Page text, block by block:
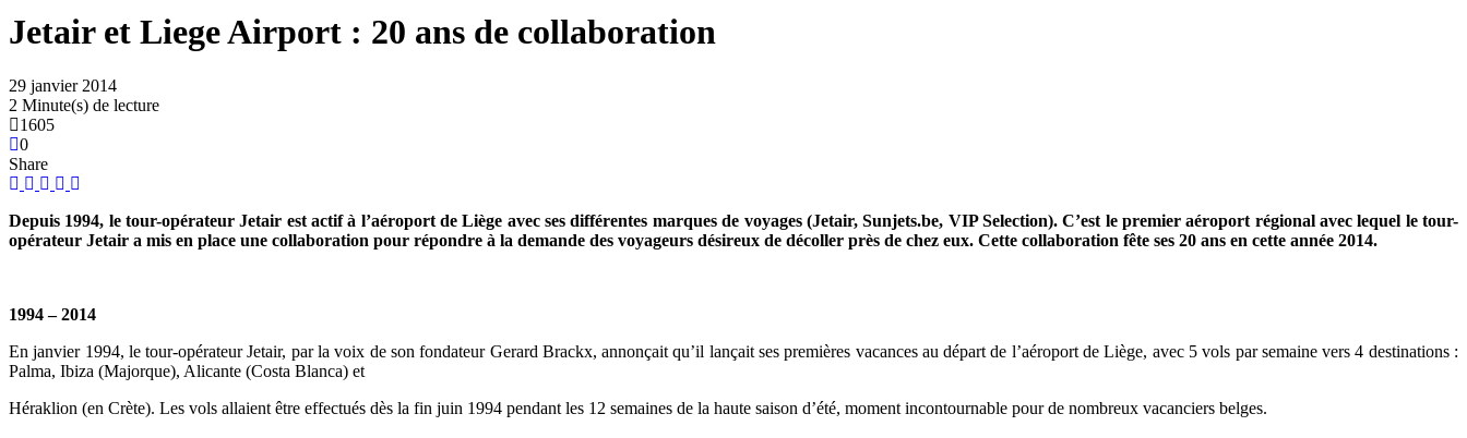
Jetair et Liege Airport : 20 ans de collaboration
29 janvier 2014
2 Minute(s) de lecture
1605
0
Share
Depuis 1994, le tour-opérateur Jetair est actif à l’aéroport de Liège avec ses différentes marques de voyages (Jetair, Sunjets.be, VIP Selection). C’est le premier aéroport régional avec lequel le tour-
opérateur Jetair a mis en place une collaboration pour répondre à la demande des voyageurs désireux de décoller près de chez eux. Cette collaboration fête ses 20 ans en cette année 2014.
1994 – 2014
En janvier 1994, le tour-opérateur Jetair, par la voix de son fondateur Gerard Brackx, annonçait qu’il lançait ses premières vacances au départ de l’aéroport de Liège, avec 5 vols par semaine vers4 destinations :
Palma, Ibiza (Majorque), Alicante (Costa Blanca) et
Héraklion (en Crète). Les vols allaient être effectués dès la fin juin 1994 pendant les 12 semaines de la haute saison d’été, moment incontournable pour de nombreux vacanciers belges.